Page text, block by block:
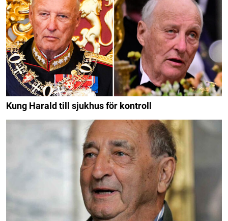
Kung Harald till sjukhus för kontroll